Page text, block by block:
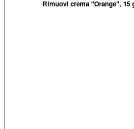
Rimuovi crema "Orange", 15